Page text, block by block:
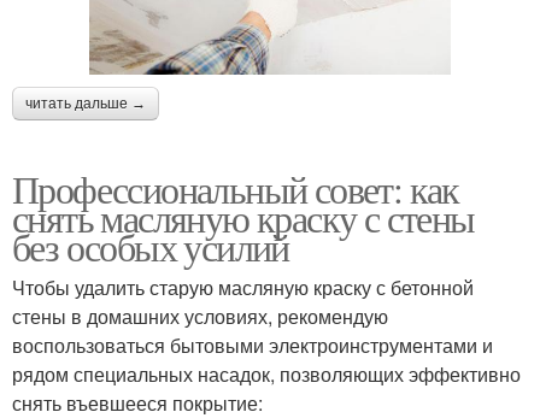
читать дальше →
Профессиональный совет: как
снять масляную краску с стены
без особых усилий
Чтобы удалить старую масляную краску с бетонной
стены в домашних условиях, рекомендую
воспользоваться бытовыми электроинструментами и
рядом специальных насадок, позволяющих эффективно
снять въевшееся покрытие: